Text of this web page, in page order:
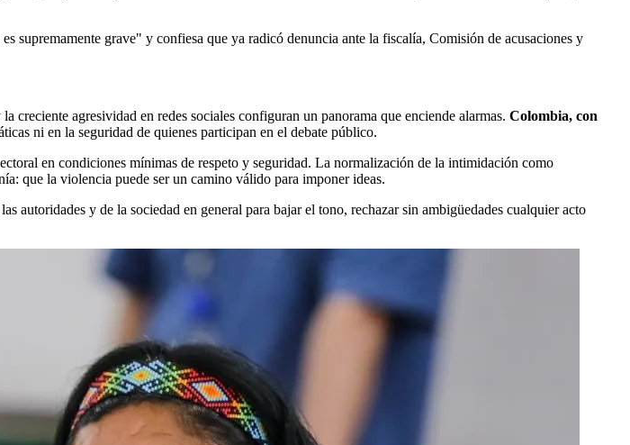
grave" y confiesa que ya radicó denuncia ante la fiscalía, Comisión de acusaciones y
creciente agresividad en redes sociales configuran un panorama que enciende alarmas. Colombia, con
ni en la seguridad de quienes participan en el debate público.
en condiciones mínimas de respeto y seguridad. La normalización de la intimidación como
que la violencia puede ser un camino válido para imponer ideas.
autoridades y de la sociedad en general para bajar el tono, rechazar sin ambigüedades cualquier acto